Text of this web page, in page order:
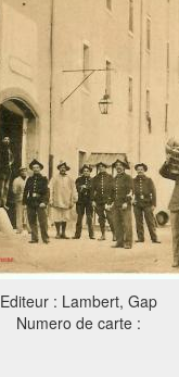
Editeur : Lambert, Gap
Numero de carte :